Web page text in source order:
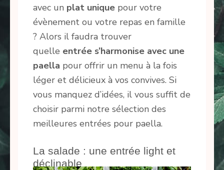
avec un plat unique pour votre
évènement ou votre repas en famille
? Alors il faudra trouver
quelle entrée s’harmonise avec une
paella pour offrir un menu à la fois
léger et délicieux à vos convives. Si
vous manquez d’idées, il vous suffit de
choisir parmi notre sélection des
meilleures entrées pour paella.
La salade : une entrée light et
déclinable